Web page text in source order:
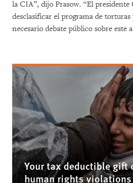
la CIA”, dijo Prasow. “El presidente
desclasificar el programa de
necesario debate público sobre este
Your tax deductible gift
human rights